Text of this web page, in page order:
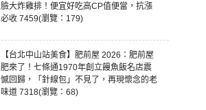
臉大炸雞排！便宜好吃高CP值便當，抗漲
必收 7459(瀏覽：179)
【台北中山站美食】肥前屋 2026：肥前屋
肥來了！七條通1970年創立饅魚飯名店震
憾回歸，「針線包」不見了，再現懷念的老
味道 7318(瀏覽：68)